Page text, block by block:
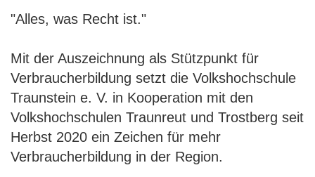
"Alles, was Recht ist."
Mit der Auszeichnung als Stützpunkt für
Verbraucherbildung setzt die Volkshochschule
Traunstein e. V. in Kooperation mit den
Volkshochschulen Traunreut und Trostberg seit
Herbst 2020 ein Zeichen für mehr
Verbraucherbildung in der Region.